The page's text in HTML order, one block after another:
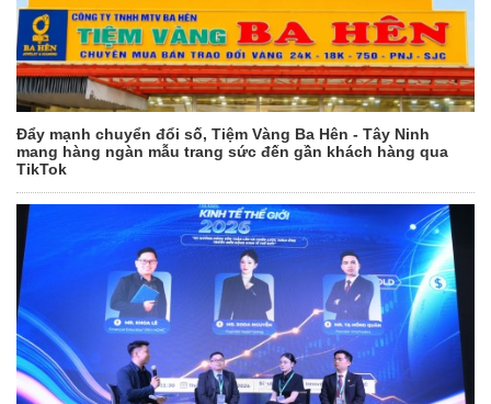
Đẩy mạnh chuyển đổi số, Tiệm Vàng Ba Hên - Tây Ninh
mang hàng ngàn mẫu trang sức đến gần khách hàng qua
TikTok